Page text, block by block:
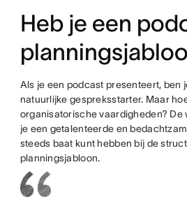
Heb je een
Als je een podcast presenteert, ben
natuurlijke gespreksstarter. Maar
organisatorische vaardigheden? De
je een getalenteerde en
steeds baat kunt hebben bij de
planningsjabloon.